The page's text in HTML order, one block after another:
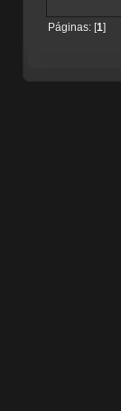
Páginas: [1]